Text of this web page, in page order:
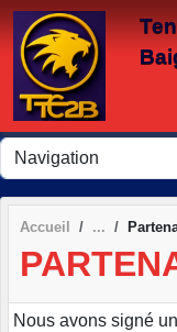
Accueil
Nous avons signé
Panneau de gestion